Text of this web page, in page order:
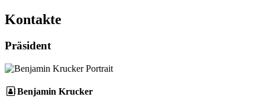
Kontakte
Präsident
Benjamin Krucker